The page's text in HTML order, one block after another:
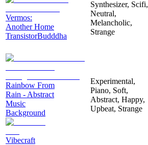
Vermos:
Another Home
TransistorBudddha
Synthesizer, Scifi,
Neutral,
Melancholic,
Strange
Rainbow From
Rain - Abstract
Music
Background
Vibecraft
Experimental,
Piano, Soft,
Abstract, Happy,
Upbeat, Strange